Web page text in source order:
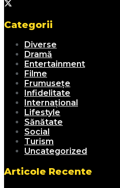
Categorii
Diverse
Dramă
Entertainment
Filme
Frumusețe
Infidelitate
Internațional
Lifestyle
Sănătate
Social
Turism
Uncategorized
Articole Recente